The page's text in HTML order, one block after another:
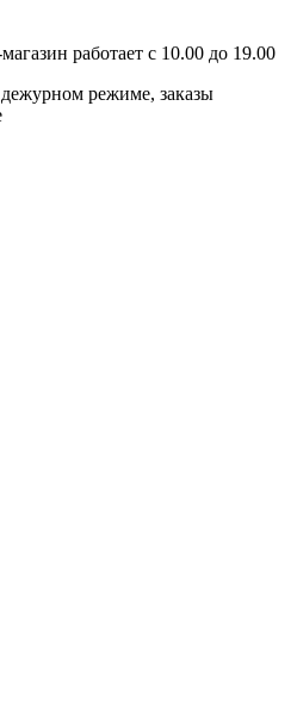
работает с 10.00 до 19.00
режиме, заказы